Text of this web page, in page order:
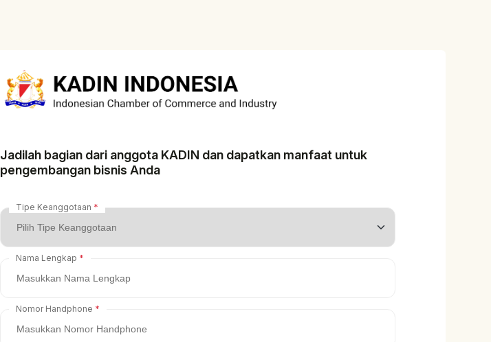
Jadilah bagian dari anggota KADIN dan dapatkan manfaat untuk
pengembangan bisnis Anda
Tipe Keanggotaan
Nama Lengkap
Nomor Handphone